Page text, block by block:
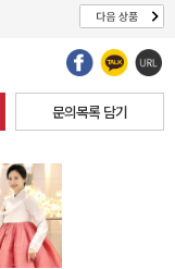
문의목록 담기